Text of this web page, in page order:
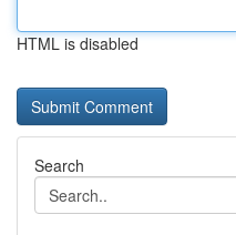
HTML is disabled
Search